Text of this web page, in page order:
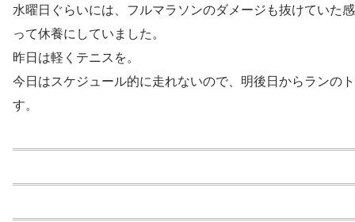
水曜日ぐらいには、フルマラソンのダメージも抜けていた
って休養にしていました。
昨日は軽くテニスを。
今日はスケジュール的に走れないので、明後日からランの
す。